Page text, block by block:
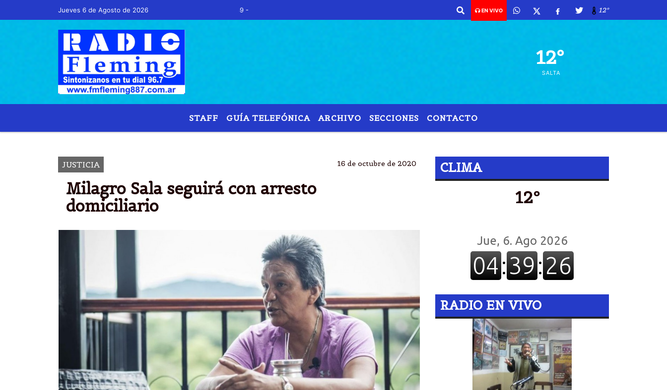
Jueves 6 de Agosto de 2026 Hoy es Jueves 6 de Agosto de 2026 y son las 07:39 -
EN VIVO 12º
12º
SALTA
STAFF GUÍA TELEFÓNICA ARCHIVO SECCIONES CONTACTO
JUSTICIA 16 de octubre de 2020
Milagro Sala seguirá con arresto
domiciliario
CLIMA
12º
RADIO EN VIVO